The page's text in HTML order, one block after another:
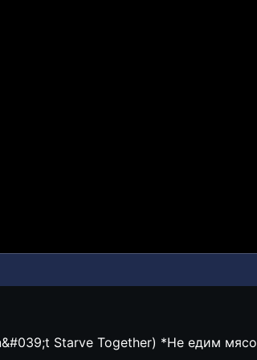
Starve Together) *Не едим мясо